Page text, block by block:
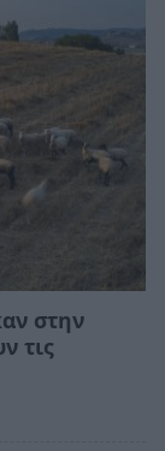
στην
τις